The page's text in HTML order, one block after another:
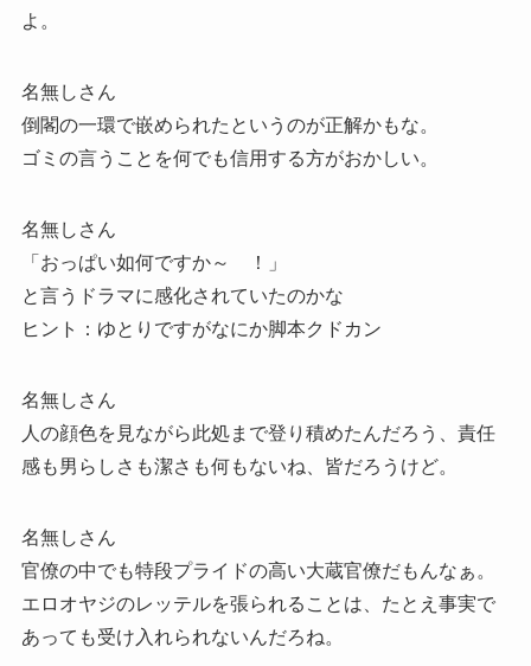
よ。
名無しさん
倒閣の一環で嵌められたというのが正解かもな。
ゴミの言うことを何でも信用する方がおかしい。
名無しさん
「おっぱい如何ですか～ ！」
と言うドラマに感化されていたのかな
ヒント：ゆとりですがなにか脚本クドカン
名無しさん
人の顔色を見ながら此処まで登り積めたんだろう、責任
感も男らしさも潔さも何もないね、皆だろうけど。
名無しさん
官僚の中でも特段プライドの高い大蔵官僚だもんなぁ。
エロオヤジのレッテルを張られることは、たとえ事実で
あっても受け入れられないんだろね。